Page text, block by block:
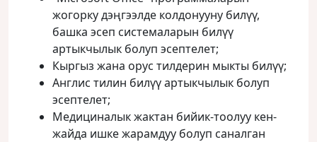
жогорку дэңгээлде колдонууну билүү,
башка эсеп системаларын билүү
артыкчылык болуп эсептелет;
Кыргыз жана орус тилдерин мыкты билүү;
Англис тилин билүү артыкчылык болуп
эсептелет;
Медициналык жактан бийик-тоолуу кен-
жайда ишке жарамдуу болуп саналган